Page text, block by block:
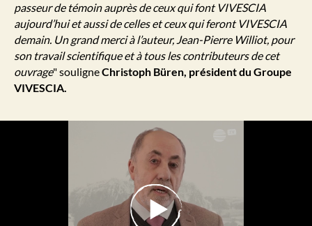
passeur de témoin auprès de ceux qui font VIVESCIA
aujourd’hui et aussi de celles et ceux qui feront VIVESCIA
demain. Un grand merci à l’auteur, Jean-Pierre Williot, pour
son travail scientifique et à tous les contributeurs de cet
ouvrage" souligneChristoph Büren, président du Groupe
VIVESCIA.